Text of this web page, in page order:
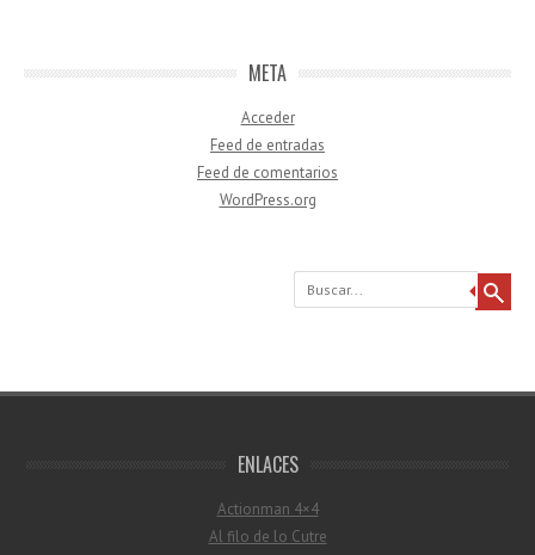
META
Acceder
Feed de entradas
Feed de comentarios
WordPress.org
Buscar
ENLACES
Actionman 4×4
Al filo de lo Cutre